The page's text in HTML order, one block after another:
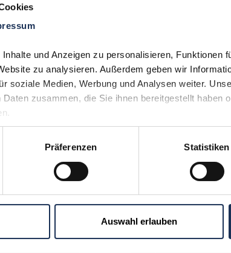
und Anzeigen zu personalisieren, Funktionen
zu analysieren. Außerdem geben wir
soziale Medien, Werbung und Analysen weiter.
zusammen, die Sie ihnen bereitgestellt haben
Präferenzen Statistiken
Auswahl erlauben
Förderländer stellt der Smaragdhandel einen
Exportvolumina zwischen 150 und 400 Millionen
Formel:
Mineralklasse:
Ringsilikate
Grün (durch